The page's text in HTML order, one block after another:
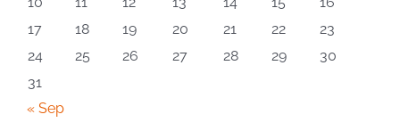
17
18 19 20 21 22
23
24
25 26 27 28 29
30
31
« Sep